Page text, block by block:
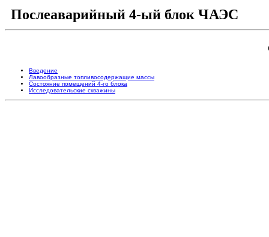
Послеаварийный 4-ый блок ЧАЭС
Введение
Лавообразные топливосодержащие массы
Состояние помещений 4-го блока
Исследовательские скважины